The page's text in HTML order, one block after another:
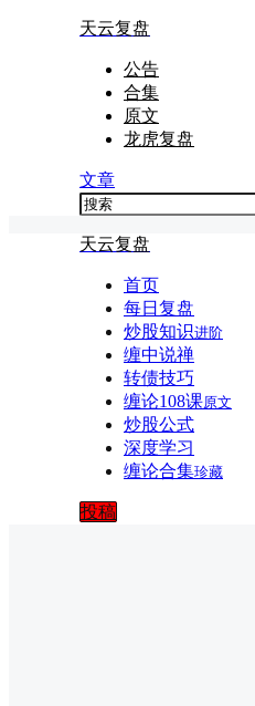
天云复盘
公告
合集
原文
龙虎复盘
文章
天云复盘
首页
每日复盘
炒股知识进阶
缠中说禅
转债技巧
缠论108课原文
炒股公式
深度学习
缠论合集珍藏
投稿